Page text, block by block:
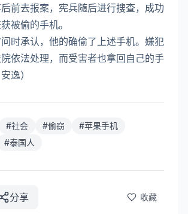
前去报案，宪兵随后进行搜查，成功
被偷的手机。
时承认，他的确偷了上述手机。嫌犯
依法处理，而受害者也拿回自己的手
逸）
#社会 #偷窃 #苹果手机
#泰国人
分享 收藏